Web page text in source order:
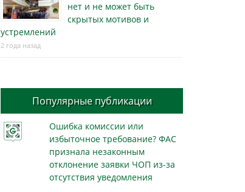
нет и не может быть
скрытых мотивов и
устремлений
2 года назад
Популярные публикации
Ошибка комиссии или
избыточное требование? ФАС
признала незаконным
отклонение заявки ЧОП из-за
отсутствия уведомления